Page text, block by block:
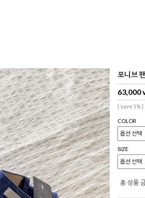
포니브
63,000
[ save 1% ]
COLOR
SIZE
총 상품